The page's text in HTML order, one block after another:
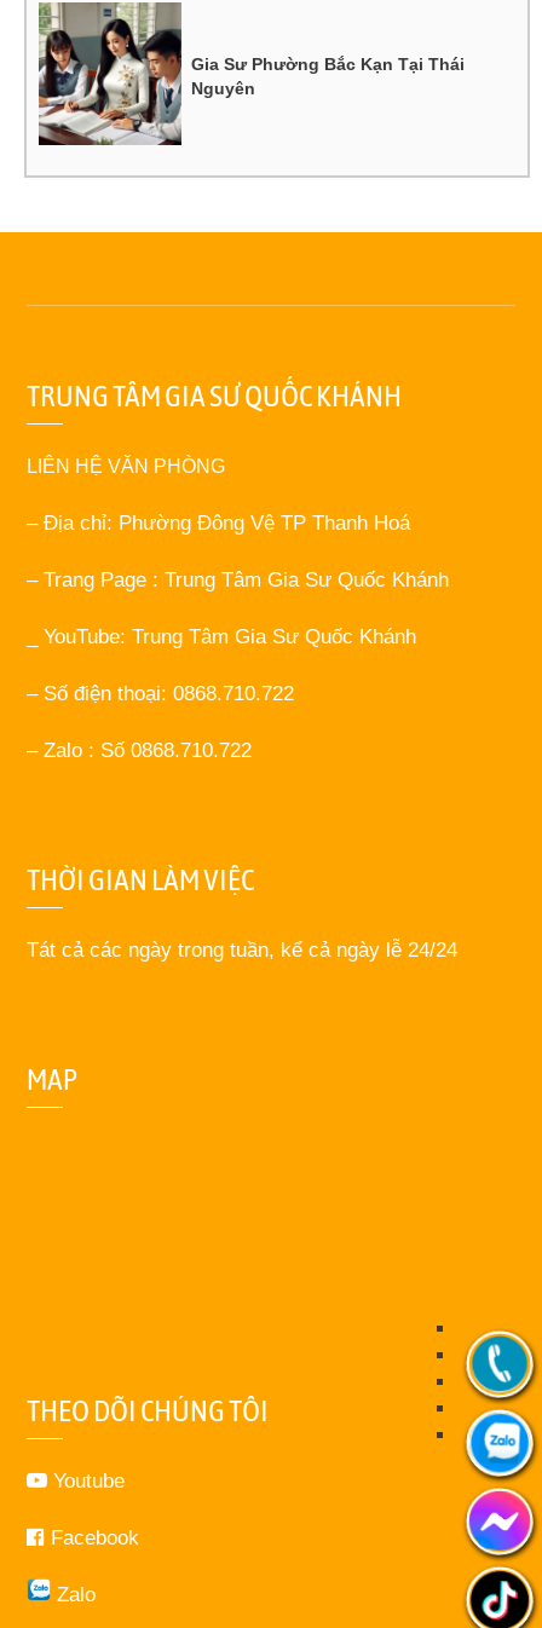
Gia Sư Phường Bắc Kạn Tại Thái
Nguyên
TRUNG TÂM GIA SƯ QUỐC KHÁNH
LIÊN HỆ VĂN PHÒNG
– Địa chỉ: Phường Đông Vệ TP Thanh Hoá
– Trang Page : Trung Tâm Gia Sư Quốc Khánh
_ YouTube: Trung Tâm Gia Sư Quốc Khánh
– Số điện thoại: 0868.710.722
– Zalo : Số 0868.710.722
THỜI GIAN LÀM VIỆC
Tát cả các ngày trong tuần, kể cả ngày lễ 24/24
MAP
THEO DÕI CHÚNG TÔI
Youtube
Facebook
Zalo